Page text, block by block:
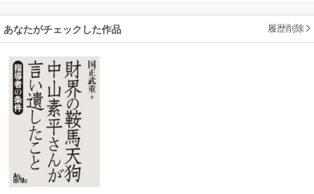
あなたがチェックした作品 履歴削除